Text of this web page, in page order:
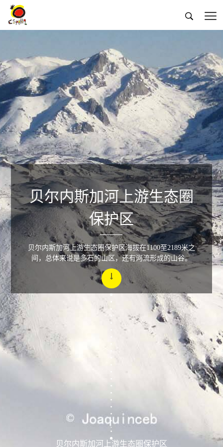
 
贝尔内斯加河上游生态圈保护区
贝尔内斯加河上游生态圈
保护区
贝尔内斯加河上游生态圈保护区海拔在1100至2189米之
间，总体来说是多石的山区，还有河流形成的山谷。